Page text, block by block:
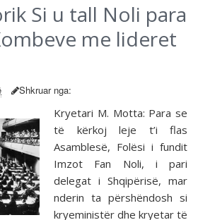
Si u tall Noli para
me lideret
Shkruar nga:
Kryetari M. Motta: Para se
të kërkoj leje t’i flas
Asamblesë, Folësi i fundit
Imzot Fan Noli, i pari
delegat i Shqipërisë, mar
nderin ta përshëndosh si
kryeministër dhe kryetar të